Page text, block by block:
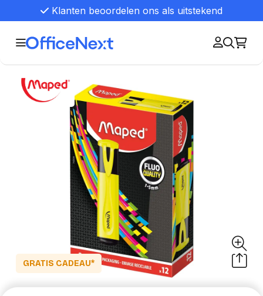
Klanten beoordelen ons als uitstekend
GRATIS CADEAU*